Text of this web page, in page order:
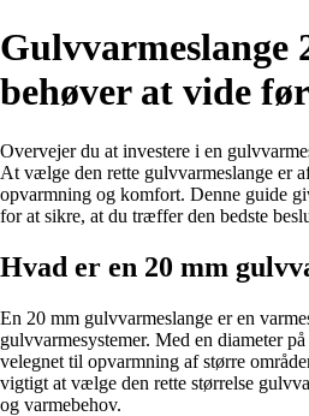
Gulvvarmeslange
behøver at vide
Overvejer du at investere i en
At vælge den rette gulvvarmeslange er
opvarmning og komfort. Denne guide
for at sikre, at du træffer den bedste
Hvad er en 20 mm
En 20 mm gulvvarmeslange er en
gulvvarmesystemer. Med en diameter
velegnet til opvarmning af større
vigtigt at vælge den rette størrelse
og varmebehov.